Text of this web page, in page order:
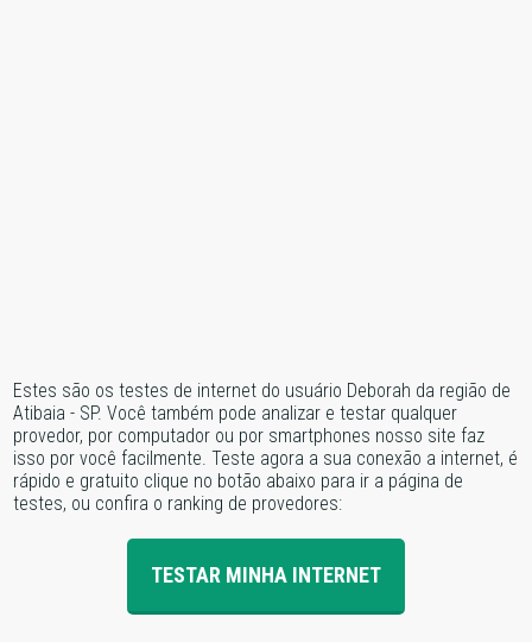
Estes são os testes de internet do usuário Deborah da região de
Atibaia - SP. Você também pode analizar e testar qualquer
provedor, por computador ou por smartphones nosso site faz
isso por você facilmente. Teste agora a sua conexão a internet, é
rápido e gratuito clique no botão abaixo para ir a página de
testes, ou confira o ranking de provedores:
TESTAR MINHA INTERNET